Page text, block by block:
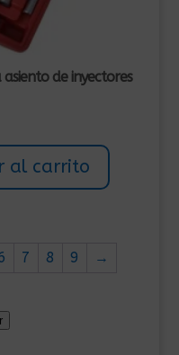
de inyectores
al carrito
7 8 9 →